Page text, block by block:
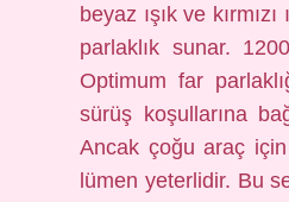
beyaz ışık ve
parlaklık sunar.
Optimum far
sürüş koşullarına
Ancak çoğu araç
lümen yeterlidir. Bu